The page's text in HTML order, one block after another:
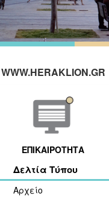
WWW.HERAKLION.GR
ΕΠΙΚΑΙΡΟΤΗΤΑ
Δελτία Τύπου
Αρχείο